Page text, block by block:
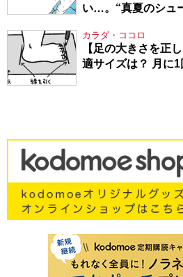
い…。“真夏のシュ
カラダ・ココロ
【足の大きさを正
適サイズは？ 月に1